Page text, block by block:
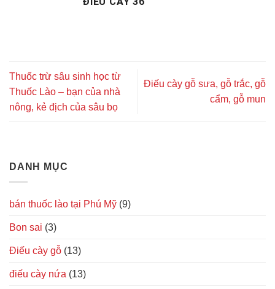
DANH MỤC
bán thuốc lào tại Phú Mỹ (9)
Bon sai (3)
Điếu cày gỗ (13)
điếu cày nứa (13)
Thuốc trừ sâu sinh học từ
Thuốc Lào – bạn của nhà
nông, kẻ địch của sâu bọ
Điếu cày gỗ sưa, gỗ trắc, gỗ
cẩm, gỗ mun